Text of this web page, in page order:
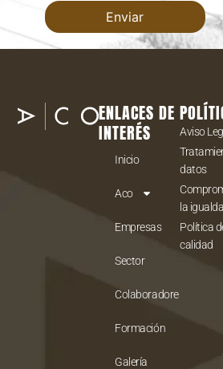
ENLACES DE
INTERÉS
Inicio
Aco
Empresas
Sector
Colaboradores
Formación
Galería
Aviso
datos
la
Política
calidad